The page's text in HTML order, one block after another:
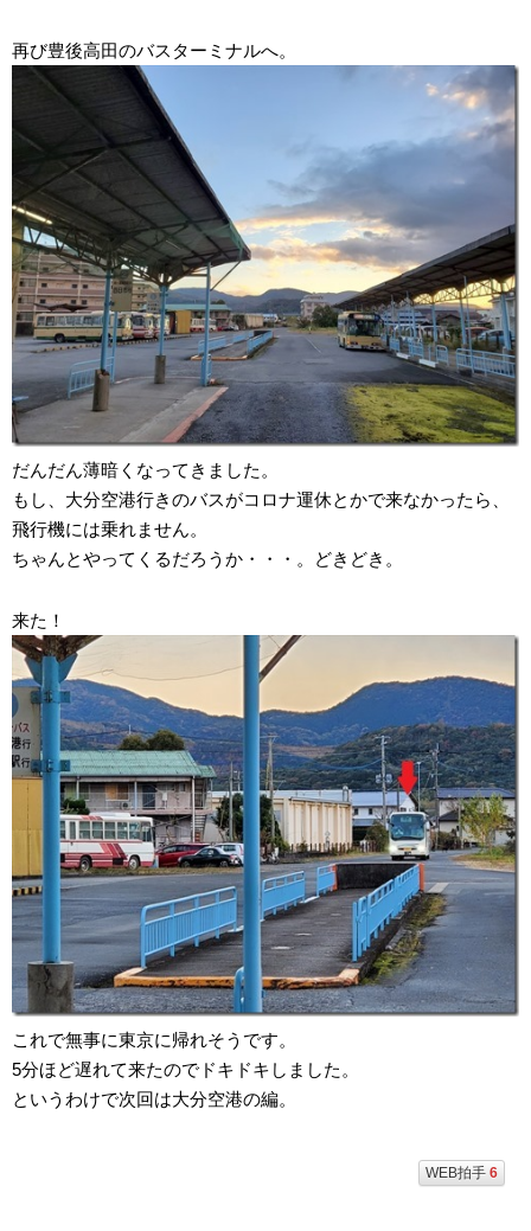
再び豊後高田のバスターミナルへ。
だんだん薄暗くなってきました。
もし、大分空港行きのバスがコロナ運休とかで来なかったら、
飛行機には乗れません。
ちゃんとやってくるだろうか・・・。どきどき。
来た！
これで無事に東京に帰れそうです。
5分ほど遅れて来たのでドキドキしました。
というわけで次回は大分空港の編。
WEB拍手 6